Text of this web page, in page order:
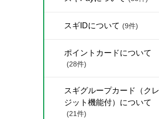
スギIDについて (9件)
ポイントカードについて
(28件)
スギグループカード（クレ
ジット機能付）について
(21件)